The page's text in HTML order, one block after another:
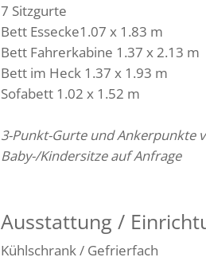
7 Sitzgurte
Bett Essecke1.07 x 1.83 m
Bett Fahrerkabine 1.37 x 2.13 m
Bett im Heck 1.37 x 1.93 m
Sofabett 1.02 x 1.52 m
3-Punkt-Gurte und Ankerpunkte
Baby-/Kindersitze auf Anfrage
Ausstattung /
Kühlschrank / Gefrierfach